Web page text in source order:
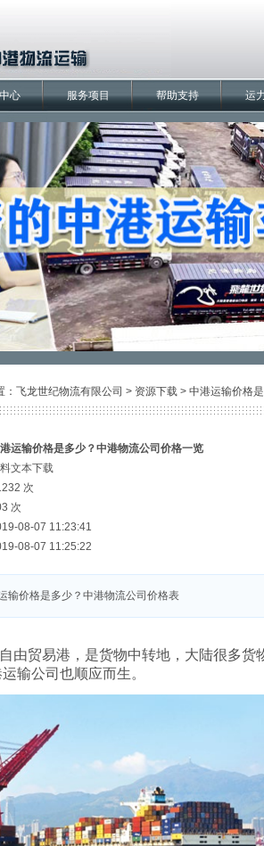
心 服务项目 帮助支持 运
飞龙世纪物流有限公司 > 资源下载 > 中港运输价格
运输价格是多少？中港物流公司价格一览
文本下载
次
次
08-07 11:23:41
08-07 11:25:22
输价格是多少？中港物流公司价格表
由贸易港，是货物中转地，大陆很多
输公司也顺应而生。